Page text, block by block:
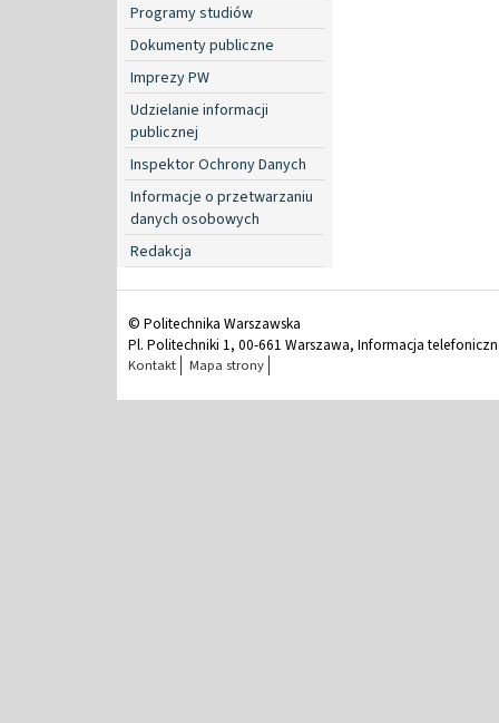
Programy studiów
Dokumenty publiczne
Imprezy PW
Udzielanie informacji
publicznej
Inspektor Ochrony Danych
Informacje o przetwarzaniu
danych osobowych
Redakcja
© Politechnika Warszawska
Pl. Politechniki 1, 00-661 Warszawa, Informacja
Kontakt Mapa strony